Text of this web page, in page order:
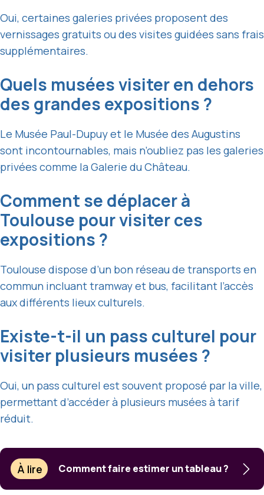
Oui, certaines galeries privées proposent des
vernissages gratuits ou des visites guidées sans frais
supplémentaires.
Quels musées visiter en dehors
des grandes expositions ?
Le Musée Paul-Dupuy et le Musée des Augustins
sont incontournables, mais n’oubliez pas les galeries
privées comme la Galerie du Château.
Comment se déplacer à
Toulouse pour visiter ces
expositions ?
Toulouse dispose d’un bon réseau de transports en
commun incluant tramway et bus, facilitant l’accès
aux différents lieux culturels.
Existe-t-il un pass culturel pour
visiter plusieurs musées ?
Oui, un pass culturel est souvent proposé par la ville,
permettant d’accéder à plusieurs musées à tarif
réduit.
À lire Comment faire estimer un tableau ?